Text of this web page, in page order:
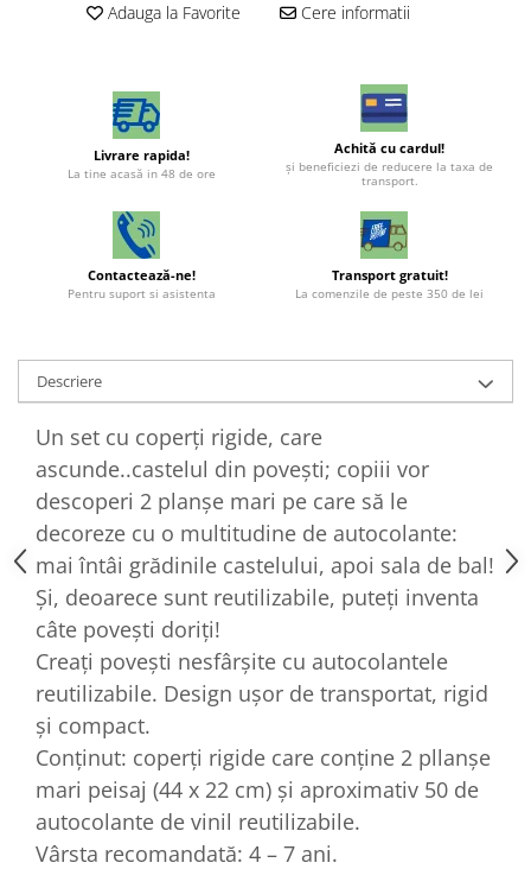
Adauga la Favorite Cere informatii
Livrare rapida!
La tine acasă in 48 de ore
Achită cu cardul!
şi beneficiezi de reducere la taxa de
transport.
Contactează-ne!
Pentru suport si asistenta
Transport gratuit!
La comenzile de peste 350 de lei
Descriere
Un set cu coperți rigide, care
ascunde..castelul din povești; copiii vor
descoperi 2 planșe mari pe care să le
decoreze cu o multitudine de autocolante:
mai întâi grădinile castelului, apoi sala de bal!
Și, deoarece sunt reutilizabile, puteți inventa
câte povești doriți!
Creați povești nesfârșite cu autocolantele
reutilizabile. Design ușor de transportat, rigid
și compact.
Conținut: coperți rigide care conține 2 pllanșe
mari peisaj (44 x 22 cm) și aproximativ 50 de
autocolante de vinil reutilizabile.
Vârsta recomandată: 4 – 7 ani.